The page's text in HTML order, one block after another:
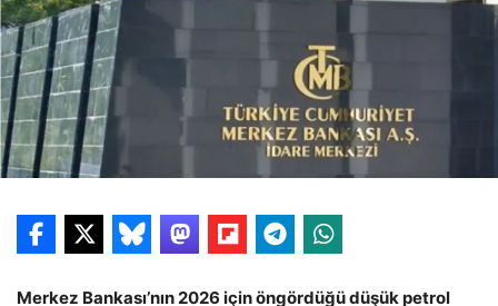
Merkez Bankası’nın 2026 için öngördüğü düşük petrol